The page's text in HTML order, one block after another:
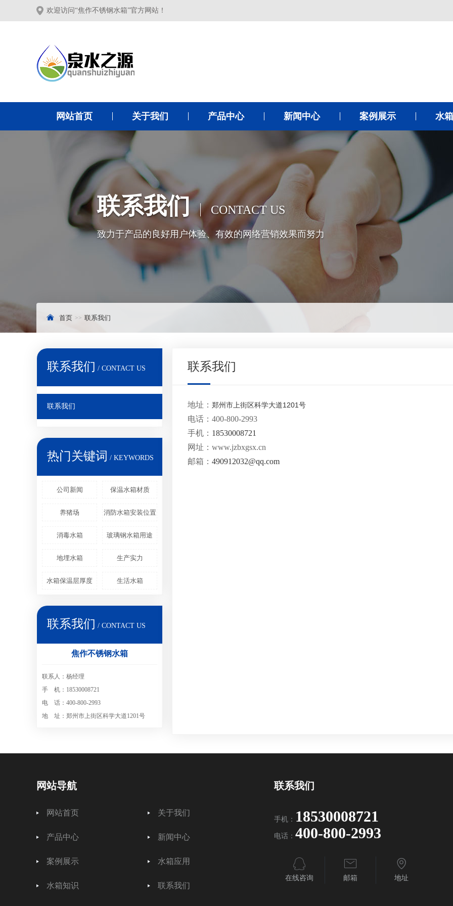
欢迎访问“焦作不锈钢水箱”官方网站！
网站首页 关于我们 产品中心 新闻中心 案例展示 水
联系我们 CONTACT US
致力于产品的良好用户体验、有效的网络营销效果而努力
首页 联系我们
联系我们 / CONTACT US
联系我们
热门关键词 / KEYWORDS
公司新闻 保温水箱材质
养猪场 消防水箱安装位置
消毒水箱 玻璃钢水箱用途
地埋水箱 生产实力
水箱保温层厚度 生活水箱
联系我们 / CONTACT US
焦作不锈钢水箱
联系人：杨经理
手 机：18530008721
电 话：400-800-2993
地 址：郑州市上街区科学大道1201号
联系我们
地址： 郑州市上街区科学大道1201号
电话：400-800-2993
手机： 18530008721
网址：www.jzbxgsx.cn
邮箱： 490912032@qq.com
网站导航
网站首页 关于我们
产品中心 新闻中心
案例展示 水箱应用
水箱知识 联系我们
联系我们
手机： 18530008721
电话： 400-800-2993
在线咨询 邮箱 地址